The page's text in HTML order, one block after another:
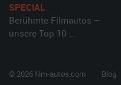
SPECIAL
Berühmte Filmautos –
unsere Top 10 ...
© 2026 film-autos.com Blog